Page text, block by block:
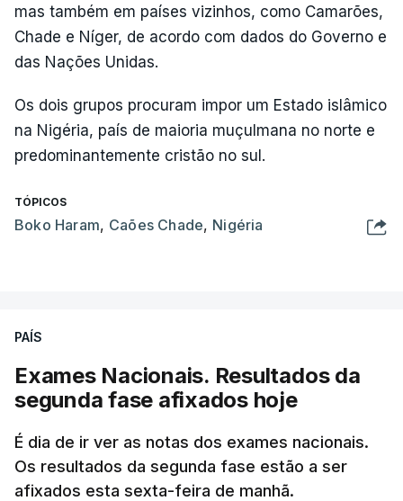
mas também em países vizinhos, como Camarões,
Chade e Níger, de acordo com dados do Governo e
das Nações Unidas.
Os dois grupos procuram impor um Estado islâmico
na Nigéria, país de maioria muçulmana no norte e
predominantemente cristão no sul.
TÓPICOS
Boko Haram, Caões Chade, Nigéria
PAÍS
Exames Nacionais. Resultados da
segunda fase afixados hoje
É dia de ir ver as notas dos exames nacionais.
Os resultados da segunda fase estão a ser
afixados esta sexta-feira de manhã.